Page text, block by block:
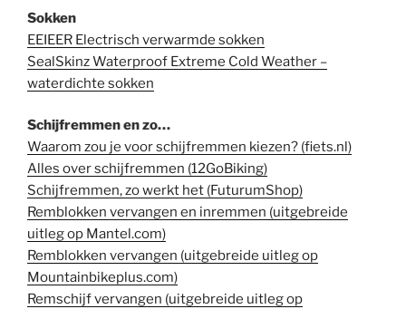
Sokken
EEIEER Electrisch verwarmde sokken
SealSkinz Waterproof Extreme Cold Weather –
waterdichte sokken
Schijfremmen en zo…
Waarom zou je voor schijfremmen kiezen? (fiets.nl)
Alles over schijfremmen (12GoBiking)
Schijfremmen, zo werkt het (FuturumShop)
Remblokken vervangen en inremmen (uitgebreide
uitleg op Mantel.com)
Remblokken vervangen (uitgebreide uitleg op
Mountainbikeplus.com)
Remschijf vervangen (uitgebreide uitleg op